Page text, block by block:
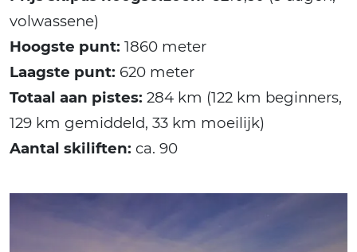
volwassene)
Hoogste punt: 1860 meter
Laagste punt: 620 meter
Totaal aan pistes: 284 km (122 km beginners,
129 km gemiddeld, 33 km moeilijk)
Aantal skiliften: ca. 90